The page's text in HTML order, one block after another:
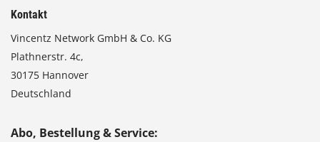
Kontakt
Vincentz Network GmbH & Co. KG
Plathnerstr. 4c,
30175 Hannover
Deutschland
Abo, Bestellung & Service: